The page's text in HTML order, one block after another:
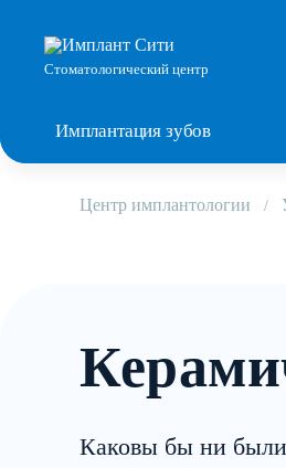
Стоматологический центр
Имплантация зубов
Центр имплантологии
Каковы бы ни были